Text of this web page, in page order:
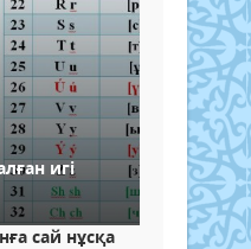
игі
сай нұсқа